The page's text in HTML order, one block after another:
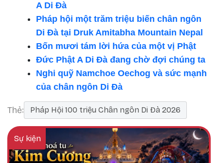
A Di Đà
Pháp hội một trăm triệu biến chân ngôn
Di Đà tại Druk Amitabha Mountain Nepal
Bốn mươi tám lời hứa của một vị Phật
Đức Phật A Di Đà đang chờ đợi chúng ta
Nghi quỹ Namchoe Oechog và sức mạnh
của chân ngôn Di Đà
Thẻ Pháp Hội 100 triệu Chân ngôn Di Đà 2026
Sự kiện